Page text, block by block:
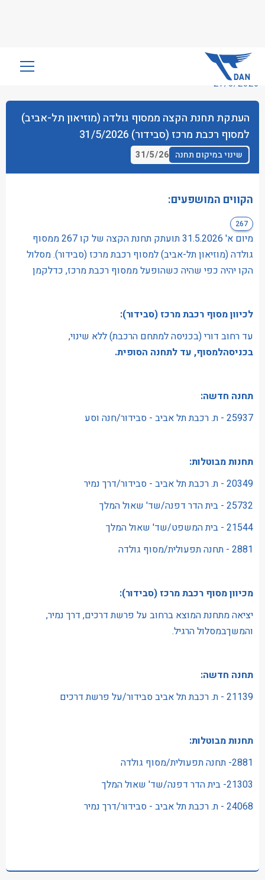
שִׂים
בְּאֲתָר
זֶה
מֻפְעֶלֶת
מַעֲרֶכֶת
נָגִישׁ
בִּקְלִיק
לִנְגִישׁוּת
הָאֲתָר.
27/5/2026
העתקת תחנת הקצה ממסוף גולדה (מוזיאון תל-אביב)
למסוף רכבת מרכז (סבידור) 31/5/2026
שינוי במיקום תחנה 31/5/26
הקווים המושפעים:
267
מיום א' 31.5.2026 תועתק תחנת הקצה של קו 267 ממסוף
גולדה (מוזיאון תל-אביב) למסוף רכבת מרכז (סבידור). מסלול
הקו יהיה כפי שהיה כשהופעל ממסוף רכבת מרכז, כדלקמן
לכיוון מסוף רכבת מרכז (סבידור):
עד רחוב דורי (בכניסה למתחם הרכבת) ללא שינוי,
בכניסהלמסוף, עד לתחנה הסופית.
תחנה חדשה:
25937 - ת. רכבת תל אביב - סבידור/חנה וסע
תחנות מבוטלות:
20349 - ת. רכבת תל אביב - סבידור/דרך נמיר
25732 - בית הדר דפנה/שד' שאול המלך
21544 - בית המשפט/שד' שאול המלך
2881 - תחנה תפעולית/מסוף גולדה
מכיוון מסוף רכבת מרכז (סבידור):
יציאה מתחנת המוצא ברחוב על פרשת דרכים, דרך נמיר,
והמשךבמסלול הרגיל.
תחנה חדשה:
21139 - ת. רכבת תל אביב סבידור/על פרשת דרכים
תחנות מבוטלות:
2881- תחנה תפעולית/מסוף גולדה ­
21303- בית הדר דפנה/שד' שאול המלך
24068 - ת. רכבת תל אביב - סבידור/דרך נמיר